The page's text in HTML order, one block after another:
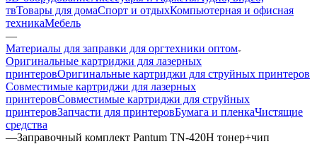
твТовары для домаСпорт и отдыхКомпьютерная и офисная
техникаМебель
—
Материалы для заправки для оргтехники оптом
Оригинальные картриджи для лазерных
принтеровОригинальные картриджи для струйных принтеров
Совместимые картриджи для лазерных
принтеровСовместимые картриджи для струйных
принтеровЗапчасти для принтеровБумага и пленкаЧистящие
средства
—Заправочный комплект Pantum TN-420H тонер+чип